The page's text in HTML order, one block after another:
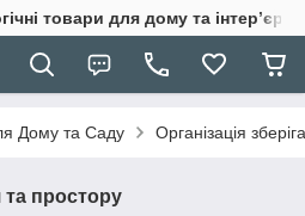
товари для дому та інтер’єру.
Дому та Саду Організація
та простору